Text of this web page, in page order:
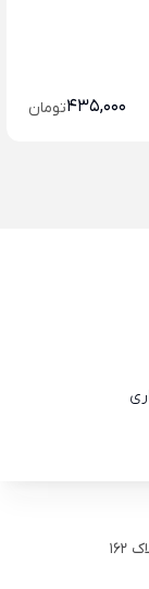
435,000تومان